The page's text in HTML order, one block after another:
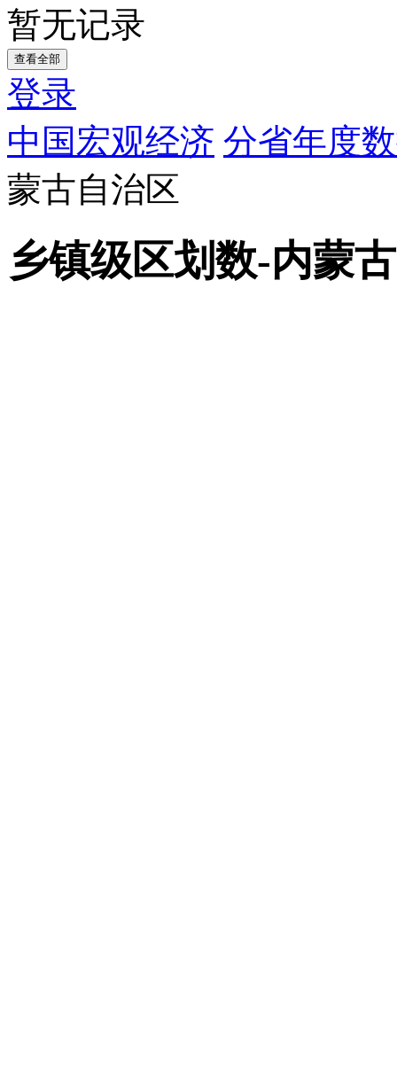
暂无记录
查看全部
登录
中国宏观经济 分省年度
蒙古自治区
乡镇级区划数-内蒙